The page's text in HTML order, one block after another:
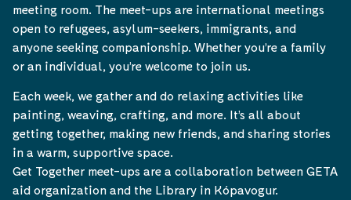
meeting room. The meet-ups are international meetings
open to refugees, asylum-seekers, immigrants, and
anyone seeking companionship. Whether you’re a family
or an individual, you’re welcome to join us.
Each week, we gather and do relaxing activities like
painting, weaving, crafting, and more. It’s all about
getting together, making new friends, and sharing stories
in a warm, supportive space.
Get Together meet-ups are a collaboration between GETA
aid organization and the Library in Kópavogur.